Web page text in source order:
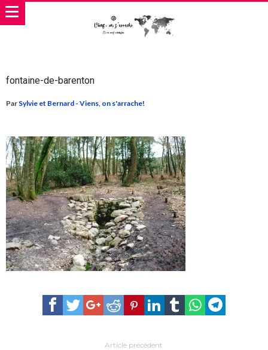
fontaine-de-barenton
Par Sylvie et Bernard - Viens, on s'arrache!
Article précédent